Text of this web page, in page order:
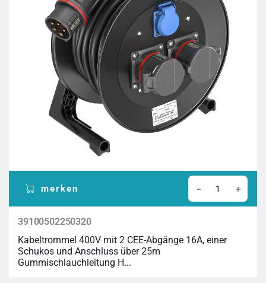
merken
39100502250320
Kabeltrommel 400V mit 2 CEE-Abgänge 16A, einer
Schukos und Anschluss über 25m
Gummischlauchleitung H...